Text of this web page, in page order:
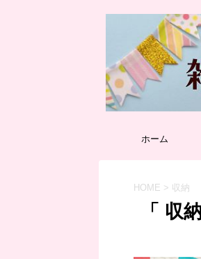
ホーム
HOME > 収納
「 収